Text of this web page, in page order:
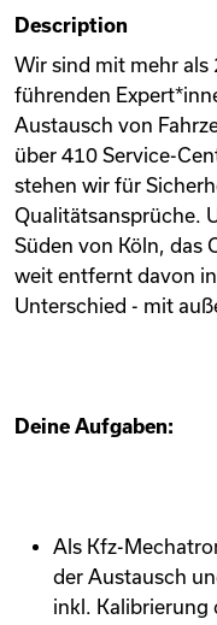
Remote
Description
Wir sind mit mehr
führenden
Austausch von
über 410 Service-
stehen wir für
Qualitätsansprüche.
Süden von Köln, das
weit entfernt davon
Unterschied - mit
Deine Aufgaben:
Als Kfz-
der Austausch
inkl. Kalibrierung